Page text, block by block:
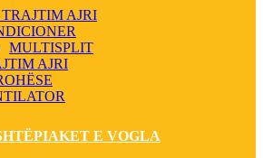
AJRI
MULTISPLIT
AJRI
E VOGLA